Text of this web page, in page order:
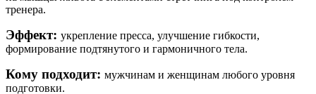
тренера.
Эффект: укрепление пресса, улучшение гибкости,
формирование подтянутого и гармоничного тела.
Кому подходит: мужчинам и женщинам любого уровня
подготовки.